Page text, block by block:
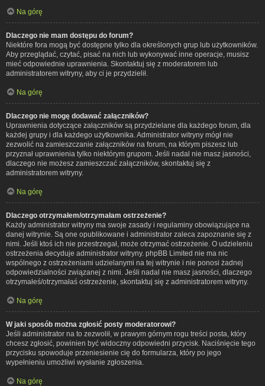
Na górę
Dlaczego nie mam dostępu do forum?
Niektóre fora mogą być dostępne tylko dla określonych grup lub użytkowników.
Aby przeglądać, czytać, pisać na nich lub wykonywać inne operacje, musisz
mieć odpowiednie uprawnienia. Skontaktuj się z moderatorem lub
administratorem witryny, aby ci je przydzielił.
Na górę
Dlaczego nie mogę dodawać załączników?
Uprawnienia dotyczące załączników są przydzielane dla każdego forum, dla
każdej grupy i dla każdego użytkownika. Administrator witryny mógł nie
zezwolić na zamieszczanie załączników na forum, na którym piszesz lub
przyznał uprawnienia tylko niektórym grupom. Jeśli nadal nie masz jasności,
dlaczego nie możesz zamieszczać załączników, skontaktuj się z
administratorem witryny.
Na górę
Dlaczego otrzymałem/otrzymałam ostrzeżenie?
Każdy administrator witryny ma swoje zasady i regulaminy obowiązujące na
danej witrynie. Są one opublikowane i administrator zaleca zapoznanie się z
nimi. Jeśli ktoś ich nie przestrzegał, może otrzymać ostrzeżenie. O udzieleniu
ostrzeżenia decyduje administrator witryny. phpBB Limited nie ma nic
wspólnego z ostrzeżeniami udzielanymi na tej witrynie i nie ponosi żadnej
odpowiedzialności związanej z nimi. Jeśli nadal nie masz jasności, dlaczego
otrzymałeś/otrzymałaś ostrzeżenie, skontaktuj się z administratorem witryny.
Na górę
W jaki sposób można zgłosić posty moderatorowi?
Jeśli administrator na to zezwolił, w prawym górnym rogu treści posta, który
chcesz zgłosić, powinien być widoczny odpowiedni przycisk. Naciśnięcie tego
przycisku spowoduje przeniesienie cię do formularza, który po jego
wypełnieniu umożliwi wysłanie zgłoszenia.
Na górę